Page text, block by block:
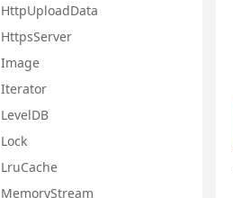
HttpUploadData
HttpsServer
Image
Iterator
LevelDB
Lock
LruCache
MemoryStream